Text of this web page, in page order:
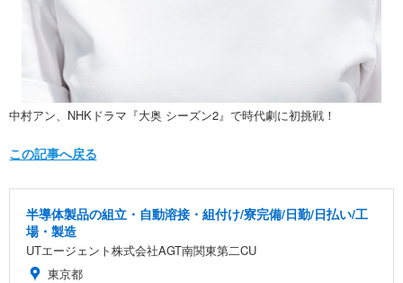
中村アン、NHKドラマ『大奥 シーズン2』で時代劇に初挑戦！
この記事へ戻る
半導体製品の組立・自動溶接・組付け/寮完備/日勤/日払い/工
場・製造
UTエージェント株式会社AGT南関東第二CU
東京都